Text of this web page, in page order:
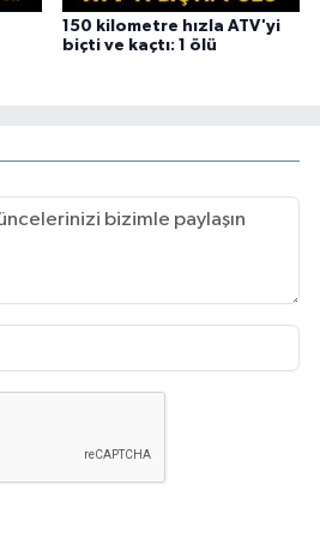
150 kilometre hızla ATV'yi
biçti ve kaçtı: 1 ölü